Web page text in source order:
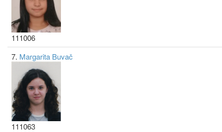
111006
7. Margarita Buvač
111063